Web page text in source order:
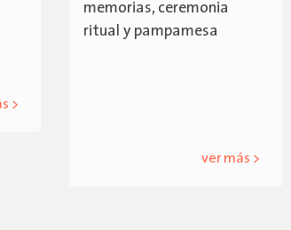
>
memorias, ceremonia
ritual y pampamesa
ver más >